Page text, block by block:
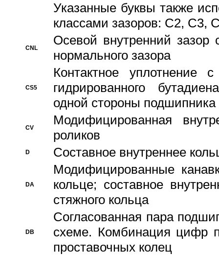
Указанные буквы также
классами зазоров: С2,
CNL
Осевой внутренний зазор
нормального зазора
CS5
Контактное уплотнение
гидрированного
одной стороны подшипника
CV
Модифицированная
роликов
D Составное внутреннее
DA
Модифицированные
кольце; составное
стяжного кольца
DB
Согласованная пара
схеме. Комбинация цифр
проставочных колец